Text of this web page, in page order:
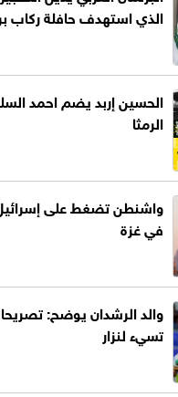
الذي استهدف حافلة
الحسين إربد يضم احمد
الرمثا
واشنطن تضغط على
في غزة
والد الرشدان يوضح:
تسيء لنزار